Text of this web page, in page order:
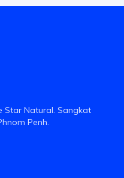
Star Natural. Sangkat
Penh.